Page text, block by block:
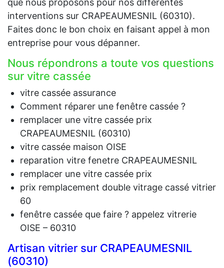
interventions sur CRAPEAUMESNIL (60310).
Faites donc le bon choix en faisant appel à mon
entreprise pour vous dépanner.
Nous répondrons a toute vos questions
sur vitre cassée
vitre cassée assurance
Comment réparer une fenêtre cassée ?
remplacer une vitre cassée prix
CRAPEAUMESNIL (60310)
vitre cassée maison OISE
reparation vitre fenetre CRAPEAUMESNIL
remplacer une vitre cassée prix
prix remplacement double vitrage cassé vitrier
60
fenêtre cassée que faire ? appelez vitrerie
OISE – 60310
Artisan vitrier sur CRAPEAUMESNIL
(60310)